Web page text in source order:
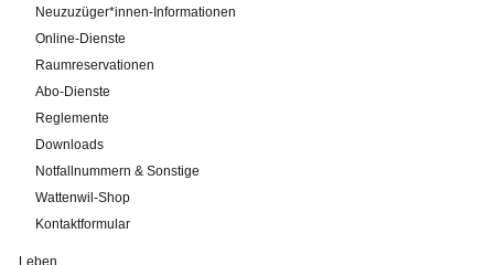
Neuzuzüger*innen-Informationen
Online-Dienste
Raumreservationen
Abo-Dienste
Reglemente
Downloads
Notfallnummern & Sonstige
Wattenwil-Shop
Kontaktformular
Leben